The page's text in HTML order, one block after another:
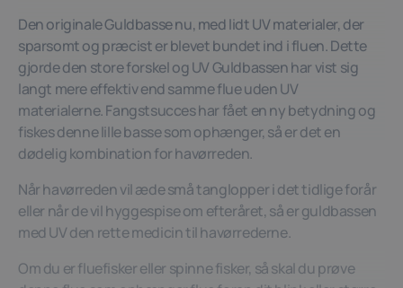
Den originale Guldbasse nu, med lidt UV materialer, der
sparsomt og præcist er blevet bundet ind i fluen. Dette
gjorde den store forskel og UV Guldbassen har vist sig
langt mere effektiv end samme flue uden UV
materialerne. Fangstsucces har fået en ny betydning og
fiskes denne lille basse som ophænger, så er det en
dødelig kombination for havørreden.
Når havørreden vil æde små tanglopper i det tidlige forår
eller når de vil hyggespise om efteråret, så er guldbassen
med UV den rette medicin til havørrederne.
Om du er fluefisker eller spinne fisker, så skal du prøve